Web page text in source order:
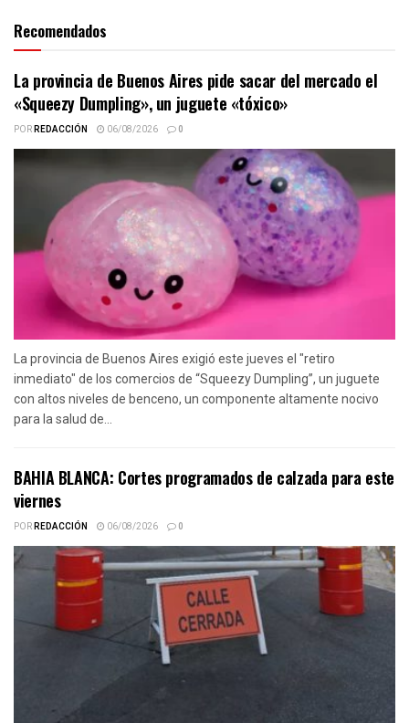
Recomendados
La provincia de Buenos Aires pide sacar del mercado el
«Squeezy Dumpling», un juguete «tóxico»
PORREDACCIÓN 06/08/2026 0
La provincia de Buenos Aires exigió este jueves el "retiro
inmediato" de los comercios de “Squeezy Dumpling”, un juguete
con altos niveles de benceno, un componente altamente nocivo
para la salud de...
BAHIA BLANCA: Cortes programados de calzada para este
viernes
PORREDACCIÓN 06/08/2026 0